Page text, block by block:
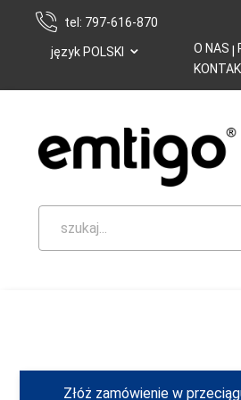
tel: 797-616-870
język POLSKI ⌄ O NAS
szukaj...
Złóż zamówienie w